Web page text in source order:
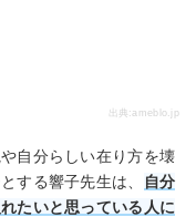
出典:ameblo.jp
自分らしい在り方を壊
する響子先生は、
自分
たいと思っている人に